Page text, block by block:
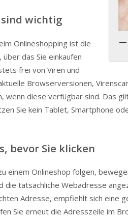
wichtig
Onlineshopping ist die
das Sie einkaufen
frei von Viren und
Browserversionen,
wenn diese verfügbar sind. Das
Sie kein Tablet, Smartphone
bevor Sie klicken
einem Onlineshop folgen,
die tatsächliche Webadresse
Adresse, empfiehlt sich eine
Sie erneut die Adresszeile im